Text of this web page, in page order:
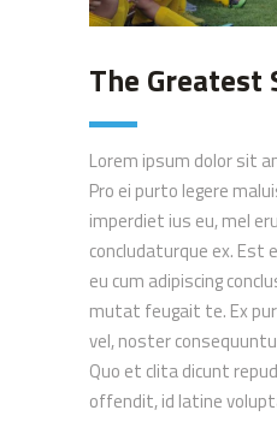
The Greatest
Lorem ipsum dolor sit
Pro ei purto legere
imperdiet ius eu, mel
concludaturque ex. Est
eu cum adipiscing
mutat feugait te. Ex
vel, noster
Quo et clita dicunt
offendit, id latine